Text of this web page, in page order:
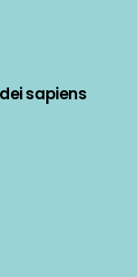
sapiens
sapiens